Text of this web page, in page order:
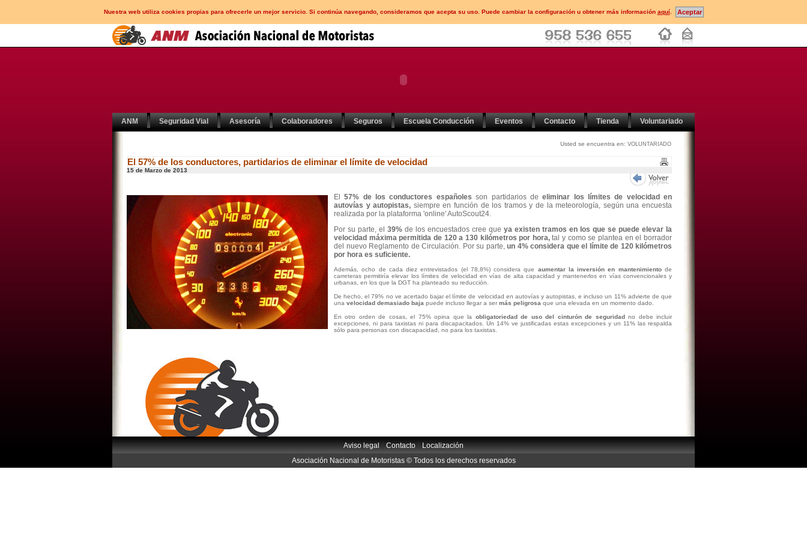
Nuestra web utiliza cookies propias para ofrecerle un mejor servicio. Si continúa navegando, consideramos que acepta su uso. Puede cambiar la configuración u obtener más información aquí.
ANM Seguridad Vial Asesoría Colaboradores Seguros Escuela Conducción Eventos Contacto Tienda Voluntariado
Usted se encuentra en: VOLUNTARIADO
El 57% de los conductores, partidarios de eliminar el límite de velocidad
15 de Marzo de 2013
El57% de los conductores españoles son partidarios deeliminar los límites de velocidad en
autovías y autopistas, siempre en función de los tramos y de la meteorología, según una encuesta
realizada por la plataforma 'online' AutoScout24.
Por su parte, el 39% de los encuestados cree que ya existen tramos en los que se puede elevar la
velocidad máxima permitida de 120 a 130 kilómetros por hora,tal y como se plantea en el borrador
del nuevo Reglamento de Circulación. Por su parte, un 4% considera que el límite de 120 kilómetros
por hora es suficiente.
Además, ocho de cada diez entrevistados (el 78,8%) considera que aumentar la inversión en mantenimientode
carreteras permitiría elevar los límites de velocidad en vías de alta capacidad y mantenerlos en vías convencionales y
urbanas, en los que la DGT ha planteado su reducción.
De hecho, el 79% no ve acertado bajar el límite de velocidad en autovías y autopistas, e incluso un 11% advierte de que
una velocidad demasiado baja puede incluso llegar a ser más peligrosa que una elevada en un momento dado.
En otro orden de cosas, el 75% opina que la obligatoriedad de uso del cinturón de seguridadno debe incluir
excepciones, ni para taxistas ni para discapacitados. Un 14% ve justificadas estas excepciones y un 11% las respalda
sólo para personas con discapacidad, no para los taxistas.
Aviso legal|Contacto|Localización
Asociación Nacional de Motoristas © Todos los derechos reservados